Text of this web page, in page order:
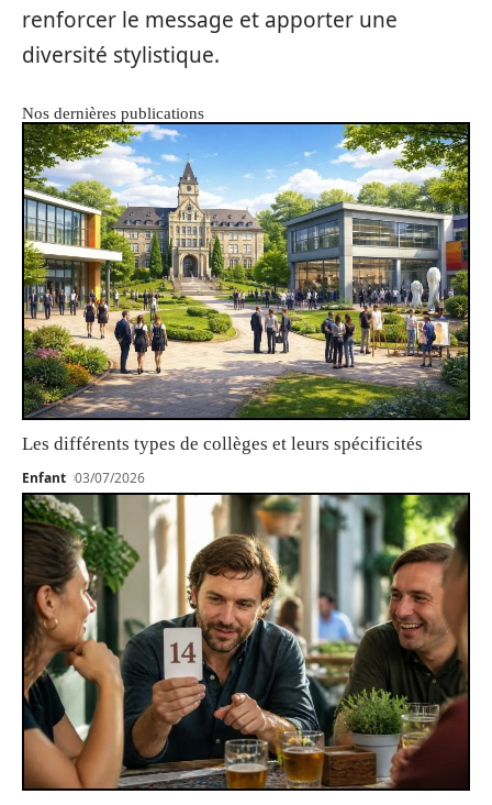
renforcer le message et apporter une
diversité stylistique.
Nos dernières publications
Les différents types de collèges et leurs spécificités
Enfant 03/07/2026